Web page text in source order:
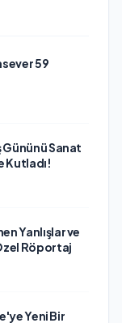
59
Gününü Sanat
Kutladı!
Yanlışlar ve
Röportaj
Yeni Bir